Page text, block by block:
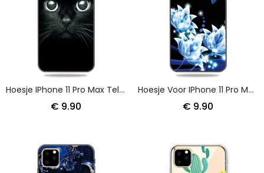
Hoesje IPhone 11 Pro Max Telefoonhoesje Kattenogen
€ 9.90
Hoesje Voor IPhone 11 Pro Max Vlinder En Blauwe Waterlelies
€ 9.90